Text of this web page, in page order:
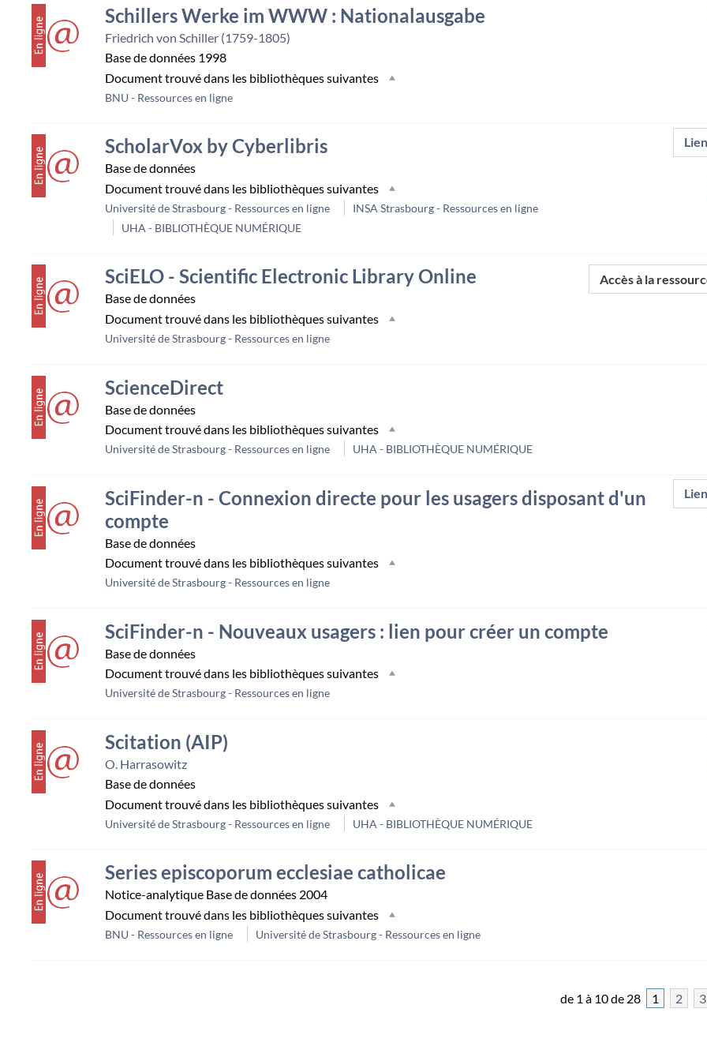
Schillers Werke im WWW : Nationalausgabe
Friedrich von Schiller (1759-1805)
Base de données 1998
Document trouvé dans les bibliothèques suivantes
BNU - Ressources en ligne
ScholarVox by Cyberlibris
Base de données
Document trouvé dans les bibliothèques suivantes
Université de Strasbourg - Ressources en ligne
INSA Strasbourg - Ressources en ligne
UHA - BIBLIOTHÈQUE NUMÉRIQUE
SciELO - Scientific Electronic Library Online
Base de données
Document trouvé dans les bibliothèques suivantes
Université de Strasbourg - Ressources en ligne
Accès à la
ScienceDirect
Base de données
Document trouvé dans les bibliothèques suivantes
Université de Strasbourg - Ressources en ligne UHA - BIBLIOTHÈQUE NUMÉRIQUE
SciFinder-n - Connexion directe pour les usagers disposant d'un
compte
Base de données
Document trouvé dans les bibliothèques suivantes
Université de Strasbourg - Ressources en ligne
SciFinder-n - Nouveaux usagers : lien pour créer un compte
Base de données
Document trouvé dans les bibliothèques suivantes
Université de Strasbourg - Ressources en ligne
Scitation (AIP)
O. Harrasowitz
Base de données
Document trouvé dans les bibliothèques suivantes
Université de Strasbourg - Ressources en ligne UHA - BIBLIOTHÈQUE NUMÉRIQUE
Series episcoporum ecclesiae catholicae
Notice-analytique Base de données 2004
Document trouvé dans les bibliothèques suivantes
BNU - Ressources en ligne Université de Strasbourg - Ressources en ligne
de 1 à 10 de 28 1 2 3